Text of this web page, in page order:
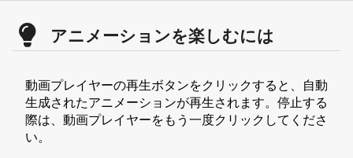
アニメーションを楽しむには
動画プレイヤーの再生ボタンをクリックすると、自動
生成されたアニメーションが再生されます。停止する
際は、動画プレイヤーをもう一度クリックしてくださ
い。